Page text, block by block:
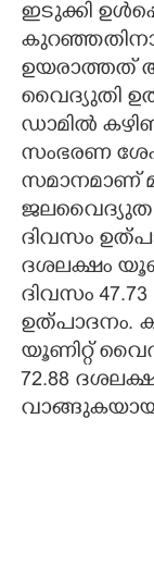
ഇടുക്കി
ഉയരാത്തത്
വൈദ്യുതി
ഡാമിൽ
സംഭരണ
സമാനമാണ്
ജലവൈദ്യുത
ദിവസം
ദശലക്ഷം
ദിവസം
ഉത്പാദനം.
യൂണിറ്റ്
72.88